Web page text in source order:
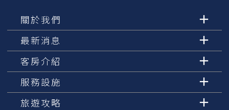
關於我們
最新消息
客房介紹
服務設施
旅遊攻略